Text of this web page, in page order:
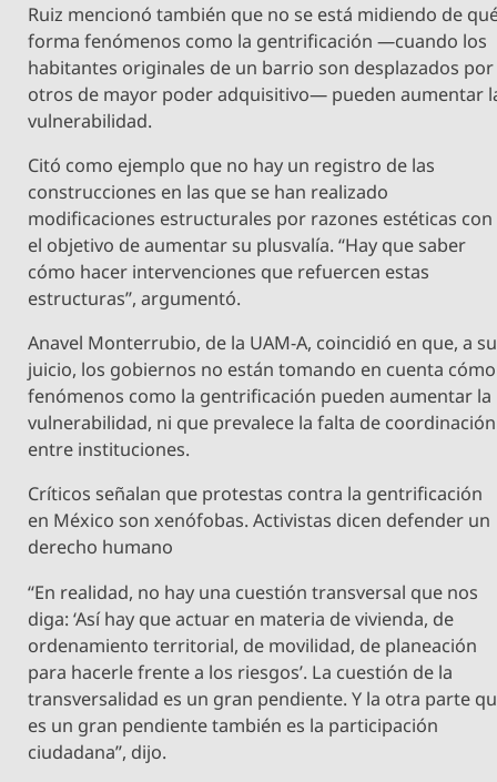
Ruiz mencionó también que no se está midiendo de
forma fenómenos como la gentrificación —cuando los
habitantes originales de un barrio son desplazados por
otros de mayor poder adquisitivo— pueden aumentar
vulnerabilidad.
Citó como ejemplo que no hay un registro de las
construcciones en las que se han realizado
modificaciones estructurales por razones estéticas con
el objetivo de aumentar su plusvalía. “Hay que saber
cómo hacer intervenciones que refuercen estas
estructuras”, argumentó.
Anavel Monterrubio, de la UAM-A, coincidió en que, a su
juicio, los gobiernos no están tomando en cuenta cómo
fenómenos como la gentrificación pueden aumentar la
vulnerabilidad, ni que prevalece la falta de coordinación
entre instituciones.
Críticos señalan que protestas contra la gentrificación
en México son xenófobas. Activistas dicen defender un
derecho humano
“En realidad, no hay una cuestión transversal que nos
diga: ‘Así hay que actuar en materia de vivienda, de
ordenamiento territorial, de movilidad, de planeación
para hacerle frente a los riesgos’. La cuestión de la
transversalidad es un gran pendiente. Y la otra parte
es un gran pendiente también es la participación
ciudadana”, dijo.